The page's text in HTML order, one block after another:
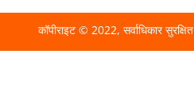
कॉपीराइट © 2022, सर्वाधिकार सुरक्षित